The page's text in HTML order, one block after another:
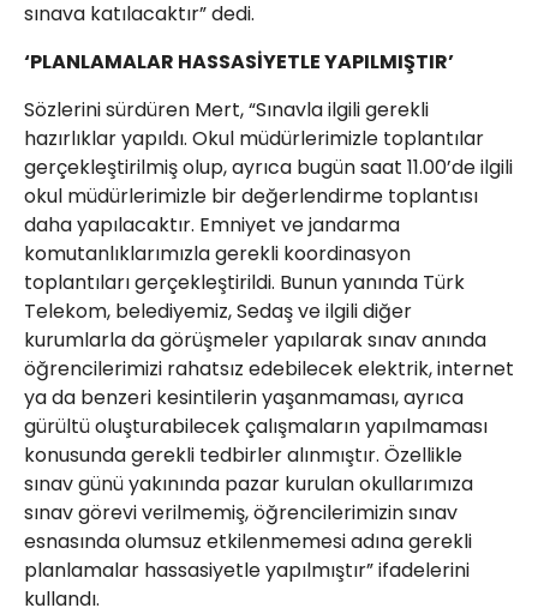
sınava katılacaktır” dedi.
‘PLANLAMALAR HASSASİYETLE YAPILMIŞTIR’
Sözlerini sürdüren Mert, “Sınavla ilgili gerekli
hazırlıklar yapıldı. Okul müdürlerimizle toplantılar
gerçekleştirilmiş olup, ayrıca bugün saat 11.00’de ilgili
okul müdürlerimizle bir değerlendirme toplantısı
daha yapılacaktır. Emniyet ve jandarma
komutanlıklarımızla gerekli koordinasyon
toplantıları gerçekleştirildi. Bunun yanında Türk
Telekom, belediyemiz, Sedaş ve ilgili diğer
kurumlarla da görüşmeler yapılarak sınav anında
öğrencilerimizi rahatsız edebilecek elektrik, internet
ya da benzeri kesintilerin yaşanmaması, ayrıca
gürültü oluşturabilecek çalışmaların yapılmaması
konusunda gerekli tedbirler alınmıştır. Özellikle
sınav günü yakınında pazar kurulan okullarımıza
sınav görevi verilmemiş, öğrencilerimizin sınav
esnasında olumsuz etkilenmemesi adına gerekli
planlamalar hassasiyetle yapılmıştır” ifadelerini
kullandı.